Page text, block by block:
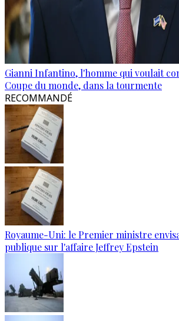
Gianni Infantino, l'homme qui voulait
Coupe du monde, dans la tourmente
RECOMMANDÉ
Royaume-Uni: le Premier ministre
publique sur l'affaire Jeffrey Epstein